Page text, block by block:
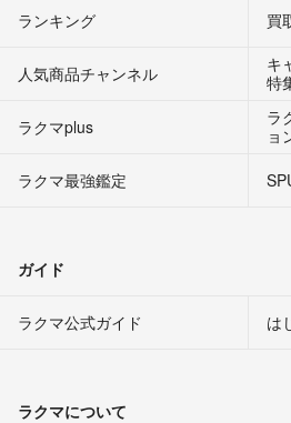
ランキング 買
人気商品チャンネル
キ
特
ラクマplus
ラ
ョ
ラクマ最強鑑定
ガイド
ラクマ公式ガイド は
ラクマについて